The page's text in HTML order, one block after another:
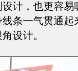
计，也更容易
条一气贯通起
设计。